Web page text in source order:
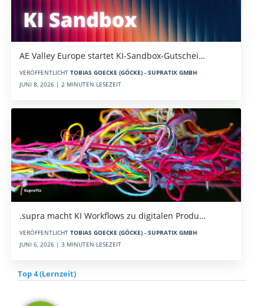
AE Valley Europe startet KI-Sandbox-Gutschei…
VERÖFFENTLICHT TOBIAS GOECKE (GÖCKE) - SUPRATIX GMBH
JUNI 8, 2026 | 2 MINUTEN LESEZEIT
.supra macht KI Workflows zu digitalen Produ…
VERÖFFENTLICHT TOBIAS GOECKE (GÖCKE) - SUPRATIX GMBH
JUNI 6, 2026 | 3 MINUTEN LESEZEIT
Top 4 (Lernzeit)